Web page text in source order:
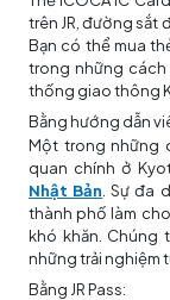
trên JR, đường sắt
Bạn có thể mua
trong những
thống giao thông
Bằng hướng dẫn
Một trong những
quan chính ở
Nhật Bản . Sự đa
thành phố làm
khó khăn. Chúng
những trải nghiệm
Bằng JR Pass: